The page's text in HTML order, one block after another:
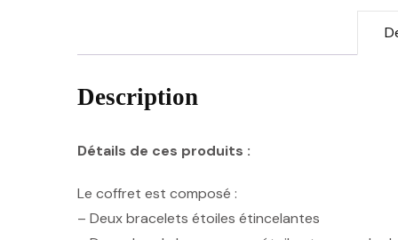
Description
Détails de ces produits :
Le coffret est composé :
– Deux bracelets étoiles étincelantes